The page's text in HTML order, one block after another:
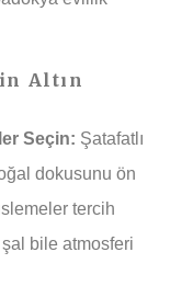
Altın
Seçin: Şatafatlı
dokusunu ön
tercih
bile atmosferi